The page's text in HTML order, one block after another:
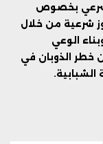
بخصوص
شرعية من خلال
الوعي
خطر الذوبان في
الشبابية.